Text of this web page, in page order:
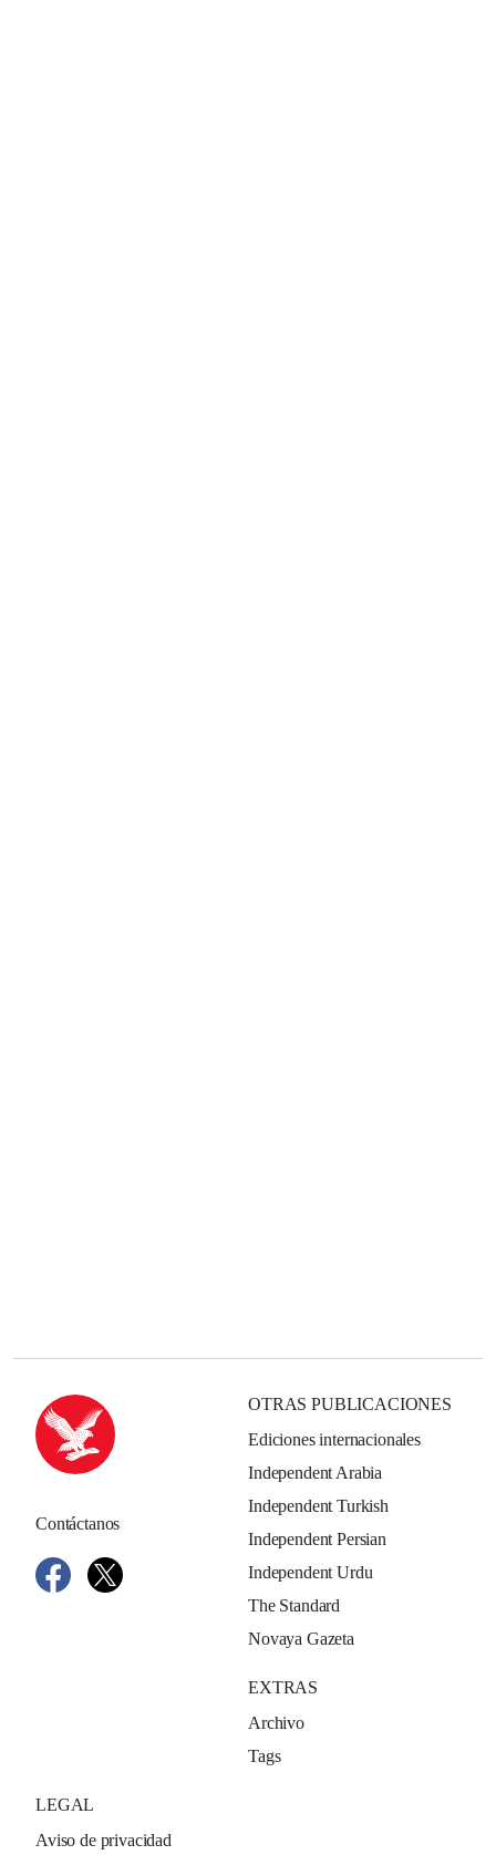
Contáctanos
OTRAS PUBLICACIONES
Ediciones internacionales
Independent Arabia
Independent Turkish
Independent Persian
Independent Urdu
The Standard
Novaya Gazeta
EXTRAS
Archivo
Tags
LEGAL
Aviso de privacidad